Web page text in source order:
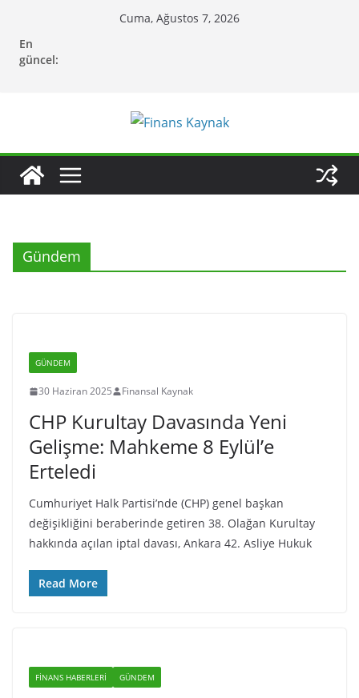
content
Cuma, Ağustos 7, 2026
En
güncel:
Gündem
GÜNDEM
30 Haziran 2025 Finansal Kaynak
CHP Kurultay Davasında Yeni
Gelişme: Mahkeme 8 Eylül’e
Erteledi
Cumhuriyet Halk Partisi’nde (CHP) genel başkan
değişikliğini beraberinde getiren 38. Olağan Kurultay
hakkında açılan iptal davası, Ankara 42. Asliye Hukuk
Read More
FINANS HABERLERI GÜNDEM